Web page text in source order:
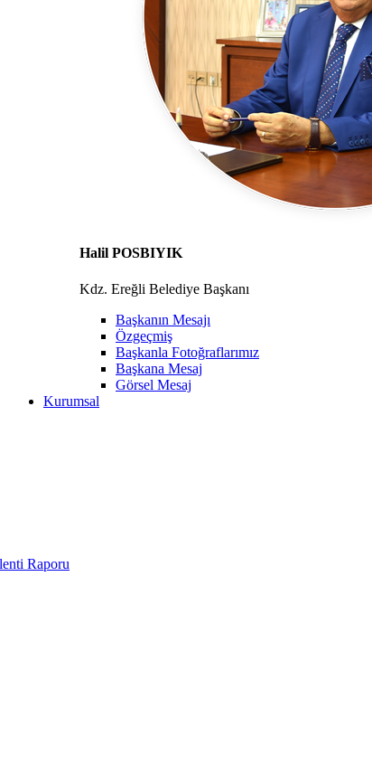
Halil POSBIYIK
Kdz. Ereğli Belediye Başkanı
Başkanın Mesajı
Özgeçmiş
Başkanla Fotoğraflarımız
Başkana Mesaj
Görsel Mesaj
Kurumsal
Raporu